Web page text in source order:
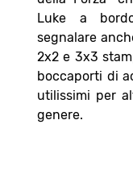
Luke a
segnalare
2x2 e 3x3
boccaporti di
utilissimi per
genere.